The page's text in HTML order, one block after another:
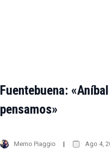
Fuentebuena:
pensamos»
Memo Piaggio Ago 4,